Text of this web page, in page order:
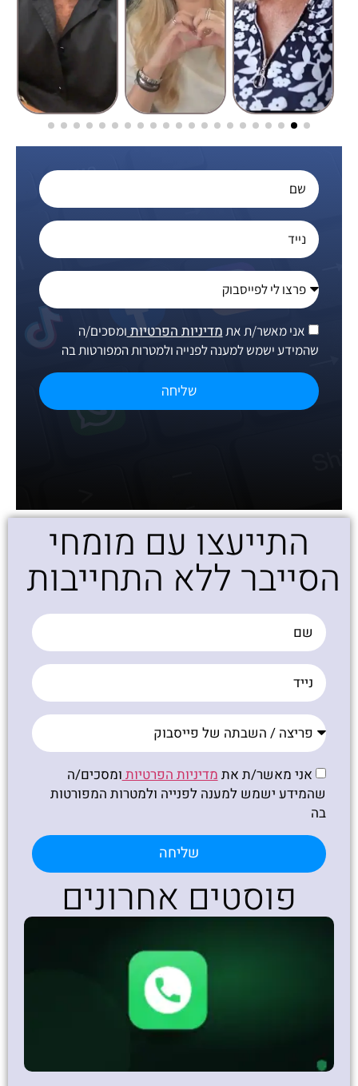
אני מאשר/ת אתמדיניות הפרטיותומסכים/ה
שהמידע ישמש למענה לפנייה ולמטרות המפורטות בה
שליחה
התייעצו עם מומחי
הסייבר ללא התחייבות ​
אני מאשר/ת אתמדיניות הפרטיותומסכים/ה
שהמידע ישמש למענה לפנייה ולמטרות המפורטות
בה
שליחה
פוסטים אחרונים